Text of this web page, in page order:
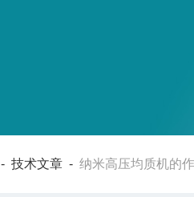
-技术文章 -纳米高压均质机的